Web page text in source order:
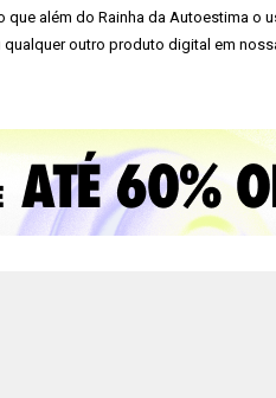
além do Rainha da Autoestima o
outro produto digital em